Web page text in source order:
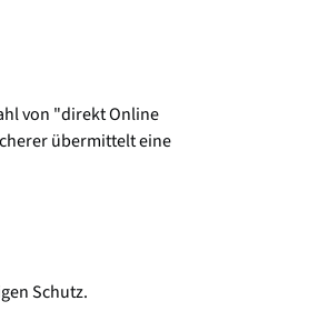
von "direkt Online
übermittelt eine
Schutz.